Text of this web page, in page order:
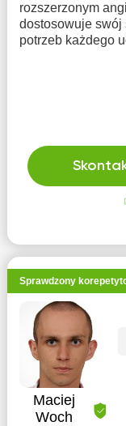
rozszerzonym
dostosowuje
potrzeb każdego
Sprawdzony
Maciej
Woch